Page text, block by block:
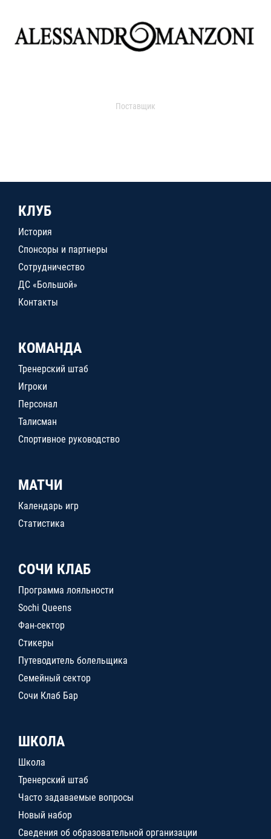
Поставщик
КЛУБ
История
Спонсоры и партнеры
Сотрудничество
ДС «Большой»
Контакты
КОМАНДА
Тренерский штаб
Игроки
Персонал
Талисман
Спортивное руководство
МАТЧИ
Календарь игр
Статистика
СОЧИ КЛАБ
Программа лояльности
Sochi Queens
Фан-сектор
Стикеры
Путеводитель болельщика
Семейный сектор
Сочи Клаб Бар
ШКОЛА
Школа
Тренерский штаб
Часто задаваемые вопросы
Новый набор
Сведения об образовательной организации